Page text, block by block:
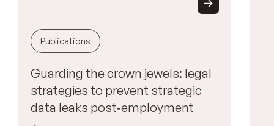
Publications
Guarding the crown jewels: legal
strategies to prevent strategic
data leaks post‑employment